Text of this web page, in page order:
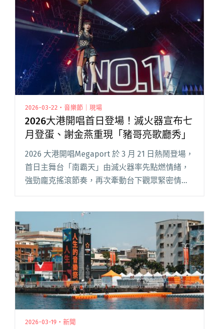
國、許正泰互飆〈愛如潮水〉、S閱讀全文 "2026
大港開唱雙日回顧：Same Sam But Different、
Gummy BＸ陳嫺靜限定共演創造魔幻時刻，滅火
器、落日飛車接連公布年度大型專場"
2026-03-22・音樂節｜現場
2026大港開唱首日登場！滅火器宣布七
月登蛋、謝金燕重現「豬哥亮歌廳秀」
2026 大港開唱Megaport 於 3 月 21 日熱鬧登場，
首日主舞台「南霸天」由滅火器率先點燃情緒，
強勁龐克搖滾節奏，再次牽動台下觀眾緊密情
港邊響起閱讀全文 "2026大港開唱首日登場！滅
火器宣布七月登蛋、謝金燕重現「豬哥亮歌廳
秀」"
2026-03-19・新聞